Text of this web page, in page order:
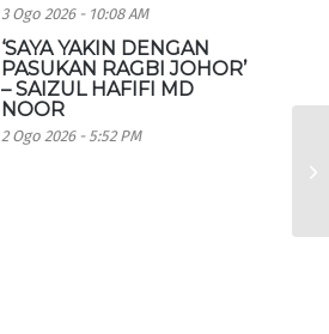
3 Ogo 2026 - 10:08 AM
‘SAYA YAKIN DENGAN
PASUKAN RAGBI JOHOR’
– SAIZUL HAFIFI MD
NOOR
2 Ogo 2026 - 5:52 PM